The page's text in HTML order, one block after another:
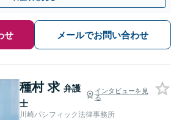
せ メールでお問い合わせ
種村 求 弁護
士
インタビューを見
る
川崎パシフィック法律事務所